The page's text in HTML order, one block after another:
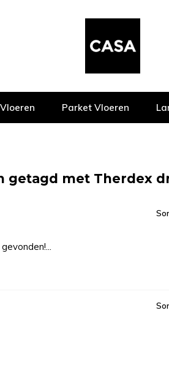
Parket Vloeren
getagd met Therdex